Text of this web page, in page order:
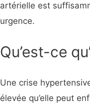
artérielle est
urgence.
Qu’est-ce
Une crise
élevée qu’elle peut